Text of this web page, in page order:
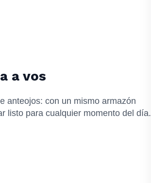
a vos
anteojos: con un mismo armazón
listo para cualquier momento del día.